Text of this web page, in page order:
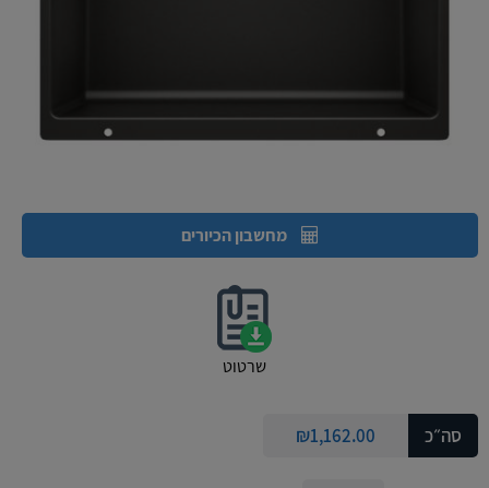
סה״כ ₪1,162.00
מחשבון הכיורים
שרטוט